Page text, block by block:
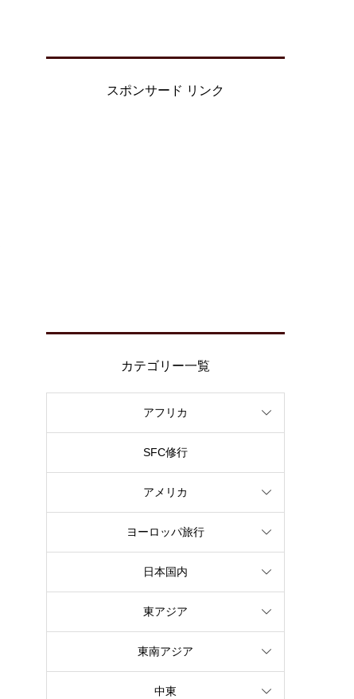
スポンサード リンク
カテゴリー一覧
アフリカ
SFC修行
アメリカ
ヨーロッパ旅行
日本国内
東アジア
東南アジア
中東